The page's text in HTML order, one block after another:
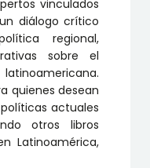
vinculados
diálogo crítico
regional,
sobre el
quienes desean
actuales
otros libros
Latinoamérica,